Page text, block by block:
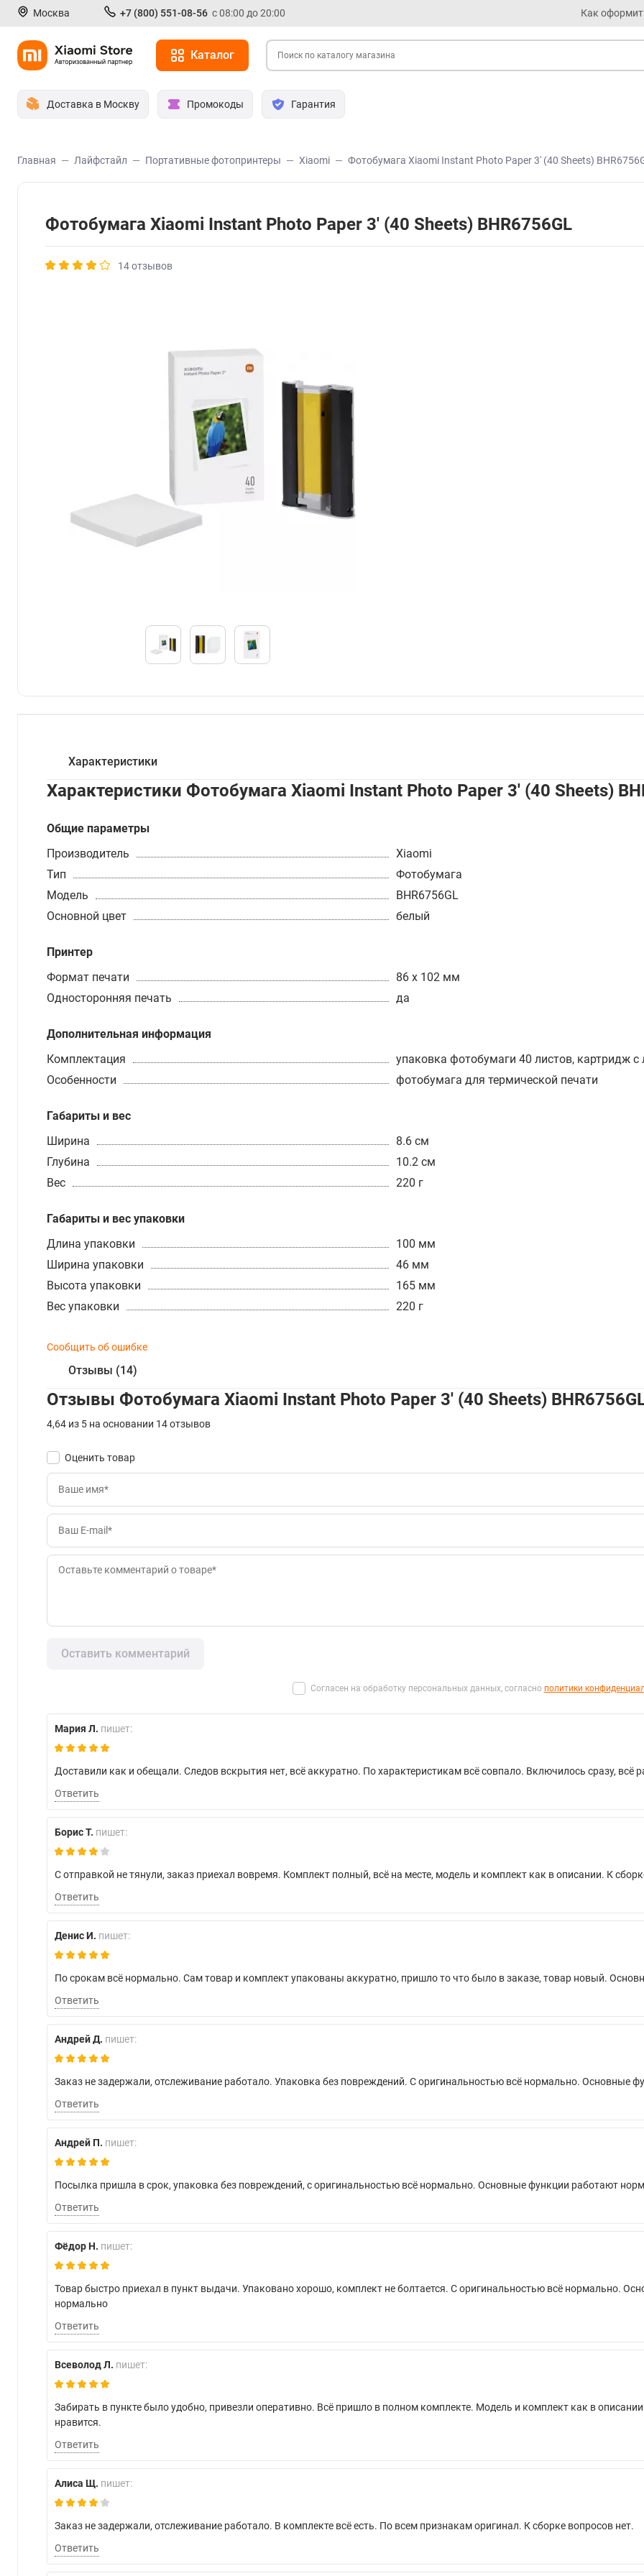
Москва +7 (800) 551-08-56 с 08:00 до 20:00 Как
Каталог
Доставка в Москву Промокоды Гарантия
Главная Лайфстайл Портативные фотопринтеры Xiaomi Фотобумага Xiaomi Instant Photo Paper 3' (40 Sheets)
Фотобумага Xiaomi Instant Photo Paper 3' (40 Sheets) BHR6756GL
14 отзывов
Характеристики
Характеристики Фотобумага Xiaomi Instant Photo Paper 3' (40 Sheets)
Общие параметры
Производитель
Xiaomi
Тип
Фотобумага
Модель
BHR6756GL
Основной цвет
белый
Принтер
Формат печати
86 x 102 мм
Односторонняя печать
да
Дополнительная информация
Комплектация
упаковка фотобумаги 40 листов, картридж с
Особенности
фотобумага для термической печати
Габариты и вес
Ширина
8.6 см
Глубина
10.2 см
Вес
220 г
Габариты и вес упаковки
Длина упаковки
100 мм
Ширина упаковки
46 мм
Высота упаковки
165 мм
Вес упаковки
220 г
Сообщить об ошибке
Отзывы (14)
Отзывы Фотобумага Xiaomi Instant Photo Paper 3' (40 Sheets)
4,64 из 5 на основании 14 отзывов
Оценить товар
Оставить комментарий
Согласен на обработку персональных данных, согласно политики
Мария Л. пишет:
Доставили как и обещали. Следов вскрытия нет, всё аккуратно. По характеристикам всё совпало. Включилось сразу, всё
Ответить
Борис Т. пишет:
С отправкой не тянули, заказ приехал вовремя. Комплект полный, всё на месте, модель и комплект как в описании. К
Ответить
Денис И. пишет:
По срокам всё нормально. Сам товар и комплект упакованы аккуратно, пришло то что было в заказе, товар новый.
Ответить
Андрей Д. пишет:
Заказ не задержали, отслеживание работало. Упаковка без повреждений. С оригинальностью всё нормально. Основные
Ответить
Андрей П. пишет:
Посылка пришла в срок, упаковка без повреждений, с оригинальностью всё нормально. Основные функции работают
Ответить
Фёдор Н. пишет:
Товар быстро приехал в пункт выдачи. Упаковано хорошо, комплект не болтается. С оригинальностью всё нормально.
нормально
Ответить
Всеволод Л. пишет:
Забирать в пункте было удобно, привезли оперативно. Всё пришло в полном комплекте. Модель и комплект как в
нравится.
Ответить
Алиса Щ. пишет:
Заказ не задержали, отслеживание работало. В комплекте всё есть. По всем признакам оригинал. К сборке вопросов нет.
Ответить